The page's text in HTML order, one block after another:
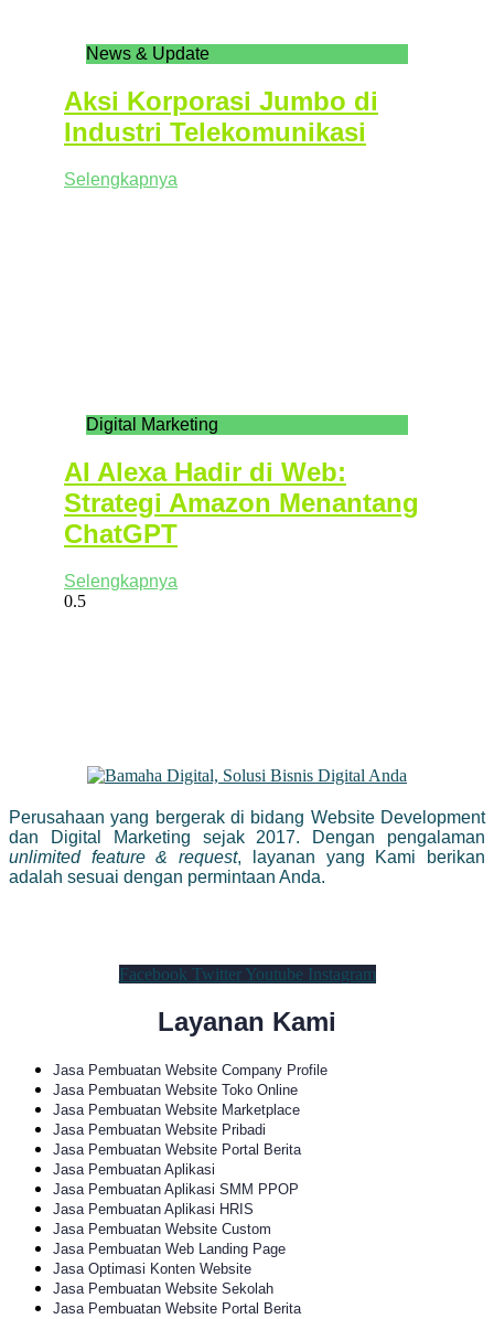
News & Update
Aksi Korporasi Jumbo di
Industri Telekomunikasi
Selengkapnya
Digital Marketing
AI Alexa Hadir di Web:
Strategi Amazon Menantang
ChatGPT
Selengkapnya
Perusahaan yang bergerak di bidang Website Development
dan Digital Marketing sejak 2017. Dengan pengalaman
unlimited feature & request, layanan yang Kami berikan
adalah sesuai dengan permintaan Anda.
Facebook Twitter Youtube Instagram
Layanan Kami
Jasa Pembuatan Website Company Profile
Jasa Pembuatan Website Toko Online
Jasa Pembuatan Website Marketplace
Jasa Pembuatan Website Pribadi
Jasa Pembuatan Website Portal Berita
Jasa Pembuatan Aplikasi
Jasa Pembuatan Aplikasi SMM PPOP
Jasa Pembuatan Aplikasi HRIS
Jasa Pembuatan Website Custom
Jasa Pembuatan Web Landing Page
Jasa Optimasi Konten Website
Jasa Pembuatan Website Sekolah
Jasa Pembuatan Website Portal Berita